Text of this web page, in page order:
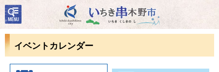
いちき串木野市
検
索・
共通
ューイベントカレンダー